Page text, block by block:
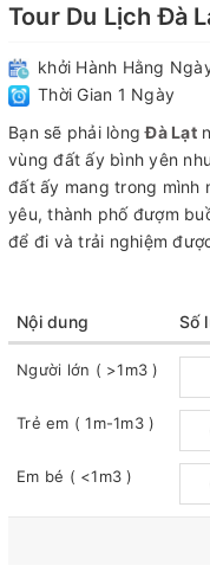
Tour Du Lịch Đà
khởi Hành Hằng
Thời Gian 1 Ngày
Bạn sẽ phải lòngĐà Lạt
vùng đất ấy bình yên
đất ấy mang trong mình
yêu, thành phố đượm
để đi và trải nghiệm
Nội dung Số
Người lớn ( >1m3 )
Trẻ em ( 1m-1m3 )
Em bé ( <1m3 )